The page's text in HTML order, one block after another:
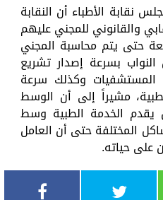
نقابة الأطباء أن النقابة
والقانوني للمجني عليهم
حتى يتم محاسبة المجني
بسرعة إصدار تشريع
المستشفيات وكذلك سرعة
مشيراً إلى أن الوسط
الخدمة الطبية وسط
المختلفة حتى أن العامل
على حياته.